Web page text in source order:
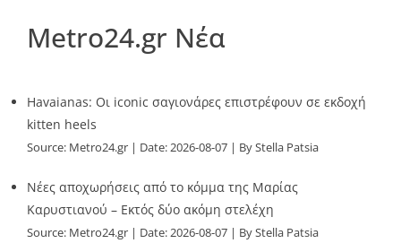
Metro24.gr Νέα
Havaianas: Οι iconic σαγιονάρες επιστρέφουν σε εκδοχή
kitten heels
Source: Metro24.gr Date: 2026-08-07 By Stella Patsia
Νέες αποχωρήσεις από το κόμμα της Μαρίας
Καρυστιανού – Εκτός δύο ακόμη στελέχη
Source: Metro24.gr Date: 2026-08-07 By Stella Patsia